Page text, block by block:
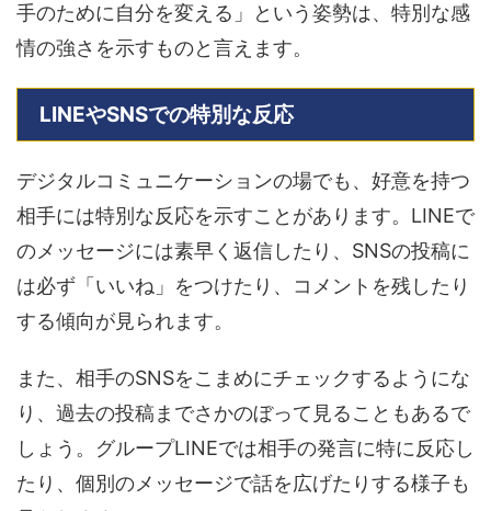
手のために自分を変える」という姿勢は、特別な感
情の強さを示すものと言えます。
LINEやSNSでの特別な反応
デジタルコミュニケーションの場でも、好意を持つ
相手には特別な反応を示すことがあります。LINEで
のメッセージには素早く返信したり、SNSの投稿に
は必ず「いいね」をつけたり、コメントを残したり
する傾向が見られます。
また、相手のSNSをこまめにチェックするようにな
り、過去の投稿までさかのぼって見ることもあるで
しょう。グループLINEでは相手の発言に特に反応し
たり、個別のメッセージで話を広げたりする様子も